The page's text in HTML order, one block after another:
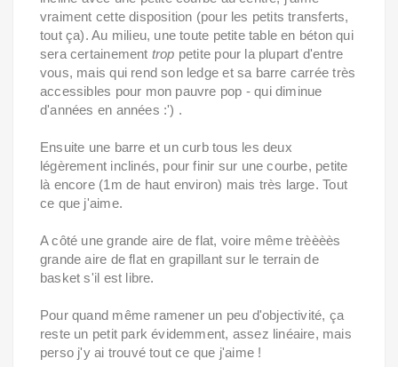
vraiment cette disposition (pour les petits transferts,
tout ça). Au milieu, une toute petite table en béton qui
sera certainement trop petite pour la plupart d'entre
vous, mais qui rend son ledge et sa barre carrée très
accessibles pour mon pauvre pop - qui diminue
d'années en années :') .
Ensuite une barre et un curb tous les deux
légèrement inclinés, pour finir sur une courbe, petite
là encore (1m de haut environ) mais très large. Tout
ce que j'aime.
A côté une grande aire de flat, voire même trèèèès
grande aire de flat en grapillant sur le terrain de
basket s'il est libre.
Pour quand même ramener un peu d'objectivité, ça
reste un petit park évidemment, assez linéaire, mais
perso j'y ai trouvé tout ce que j'aime !